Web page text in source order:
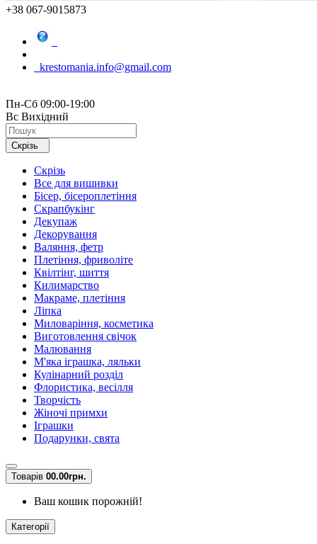
+38 067-9015873
krestomania.info@gmail.com
Пн-Сб 09:00-19:00
Вс Вихідний
Скрізь
Скрізь
Все для вишивки
Бісер, бісероплетіння
Скрапбукінг
Декупаж
Декорування
Валяння, фетр
Плетіння, фриволіте
Квілтінг, шиття
Килимарство
Макраме, плетіння
Ліпка
Миловаріння, косметика
Виготовлення свічок
Малювання
М'яка іграшка, ляльки
Кулінарний розділ
Флористика, весілля
Творчість
Жіночі примхи
Іграшки
Подарунки, свята
Товарів 00.00грн.
Ваш кошик порожній!
Категорії